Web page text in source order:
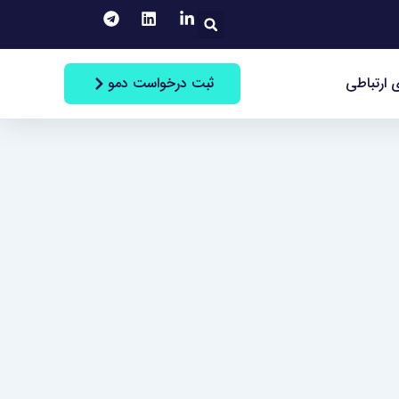
جستجو
ارتباطی ثبت درخواست دمو